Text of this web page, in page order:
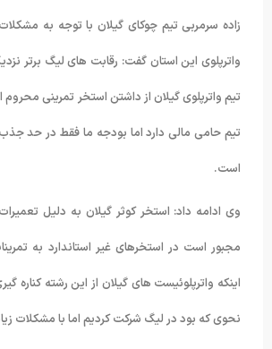
زاده سرمربی تیم چوکای گیلان با توجه به
واترپلوی این استان گفت: رقابت های لیگ برتر
تیم واترپلوی گیلان از داشتن استخر تمرینی
تیم حامی مالی دارد اما بودجه ما فقط در حد جذب
است.
وی ادامه داد: استخر کوثر گیلان به دلیل
مجبور است در استخرهای غیر استاندارد به
اینکه واترپلوئیست های گیلان از این رشته کناره
نحوی که بود در لیگ شرکت کردیم اما با مشکلات